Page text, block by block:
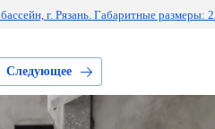
г. Рязань. Габаритные размеры:
Следующее